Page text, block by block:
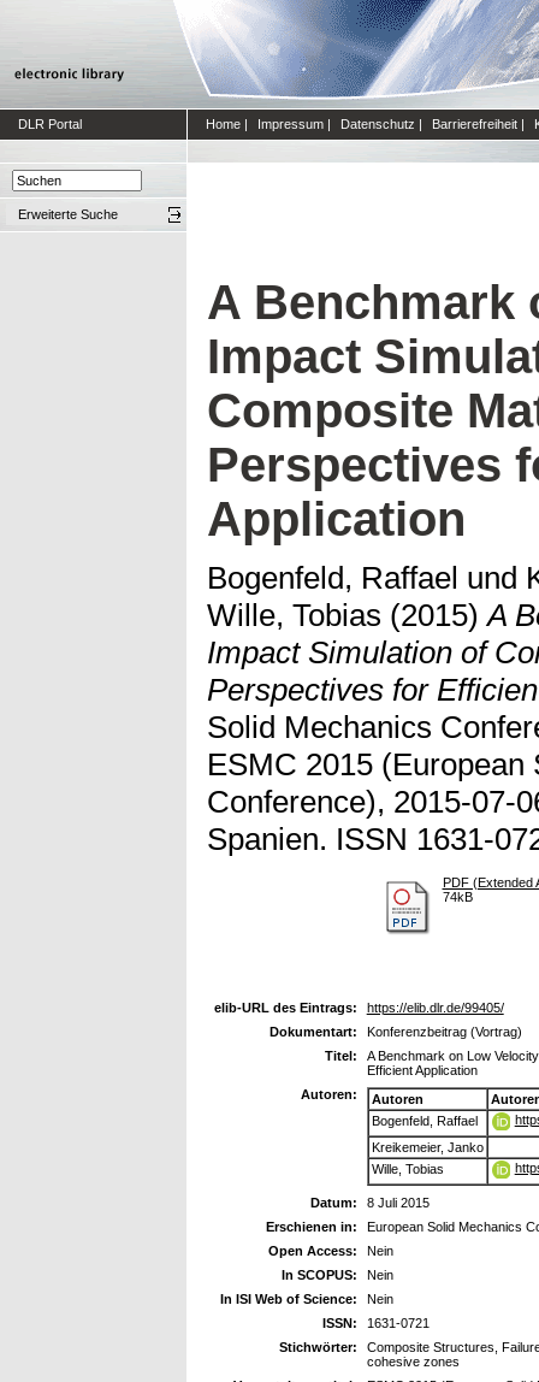
DLR Portal Home | Impressum | Datenschutz | Barrierefreiheit |
Erweiterte Suche
A Benchmark
Impact
Composite
Perspectives
Application
Bogenfeld, Raffael und
Wille, Tobias (2015)A
Impact Simulation of
Perspectives for
Solid Mechanics
ESMC 2015 (European
Conference), 2015-07-
Spanien. ISSN 1631-
PDF (Extended
74kB
elib-URL des Eintrags:
https://elib.dlr.de/99405/
Dokumentart:
Konferenzbeitrag (Vortrag)
Titel:
A Benchmark on Low
Efficient Application
Autoren:
Autoren
Bogenfeld, Raffael
Kreikemeier, Janko
Wille, Tobias
Datum:
8 Juli 2015
Erschienen in:
European Solid Mechanics
Open Access:
Nein
In SCOPUS:
Nein
In ISI Web of Science:
Nein
ISSN:
1631-0721
Stichwörter:
Composite Structures,
cohesive zones